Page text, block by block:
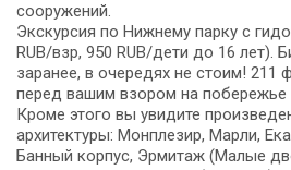
сооружений.
Экскурсия по Нижнему парку с
RUB/взр, 950 RUB/дети до 16 лет).
заранее, в очередях не стоим! 211
перед вашим взором на побережье
Кроме этого вы увидите
архитектуры: Монплезир, Марли,
Банный корпус, Эрмитаж (Малые